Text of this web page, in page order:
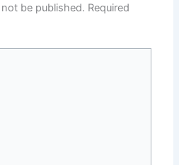
be published. Required